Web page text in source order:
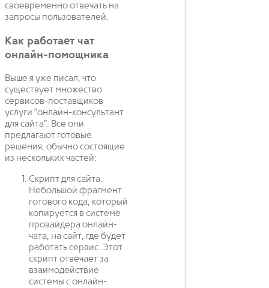
своевременно отвечать на
запросы пользователей.
Как работает чат
онлайн-помощника
Выше я уже писал, что
существует множество
сервисов-поставщиков
услуги “онлайн-консультант
для сайта”. Все они
предлагают готовые
решения, обычно состоящие
из нескольких частей:
Скрипт для сайта.
Небольшой фрагмент
готового кода, который
копируется в системе
провайдера онлайн-
чата, на сайт, где будет
работать сервис. Этот
скрипт отвечает за
взаимодействие
системы с онлайн-